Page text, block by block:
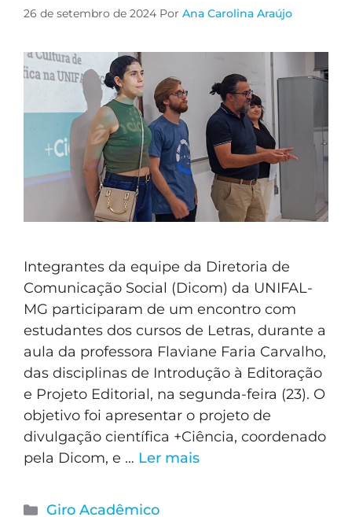
26 de setembro de 2024 Por Ana Carolina Araújo
Integrantes da equipe da Diretoria de
Comunicação Social (Dicom) da UNIFAL-
MG participaram de um encontro com
estudantes dos cursos de Letras, durante a
aula da professora Flaviane Faria Carvalho,
das disciplinas de Introdução à Editoração
e Projeto Editorial, na segunda-feira (23). O
objetivo foi apresentar o projeto de
divulgação científica +Ciência, coordenado
pela Dicom, e … Ler mais
Giro Acadêmico